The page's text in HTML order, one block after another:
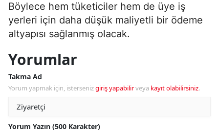
Böylece hem tüketiciler hem de üye iş
yerleri için daha düşük maliyetli bir ödeme
altyapısı sağlanmış olacak.
Yorumlar
Takma Ad
Yorum yapmak için, istersenizgiriş yapabilirveya kayıt olabilirsiniz.
Yorum Yazın (500 Karakter)